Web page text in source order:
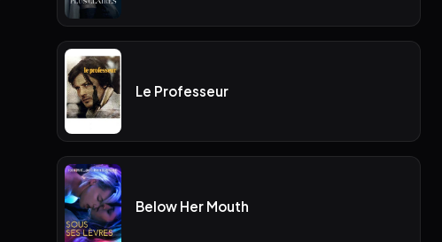
Le Professeur
Below Her Mouth